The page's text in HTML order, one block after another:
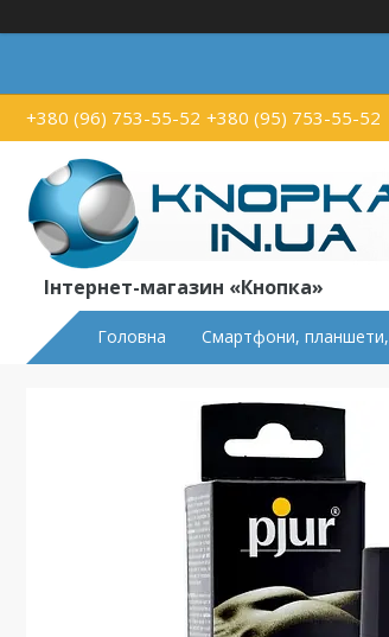
+380 (96) 753-55-52 +380 (95) 753-55-52
Інтернет-магазин «Кнопка»
Головна Смартфони,